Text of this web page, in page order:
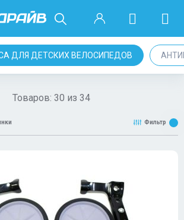
ДЛЯ ДЕТСКИХ ВЕЛОСИПЕДОВ
Товаров: 30 из 34
Фильтр